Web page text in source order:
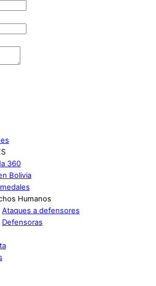
360
Bolivia
Humanos
Ataques a defensores
Defensoras